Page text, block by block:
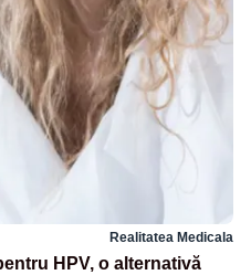
Realitatea Medicala
HPV, o alternativă